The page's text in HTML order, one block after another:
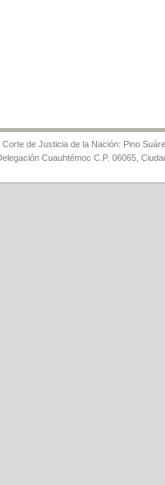
Corte de Justicia de la Nación: Pino
Cuauhtémoc C.P. 06065,